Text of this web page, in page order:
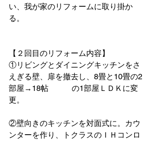
い、我が家のリフォームに取り掛か
る。
【２回目のリフォーム内容】
①リビングとダイニングキッチンをさ
えぎる壁、扉を撤去し、8畳と10畳の2
部屋→18帖　　　の1部屋ＬＤＫに変
更。
②壁向きのキッチンを対面式に。カウ
ンターを作り、トクラスのＩＨコンロ